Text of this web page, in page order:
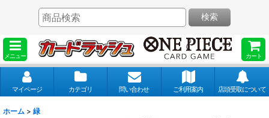
メニュー カート
検索
マイページ カテゴリ 問い合わせ ご利用案内 店頭受取について
ホーム > 緑